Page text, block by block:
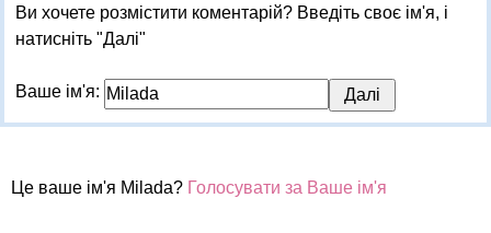
Ви хочете розмістити коментарій? Введіть своє ім'я, і
натисніть "Далі"
Ваше ім'я:
Це ваше ім'я Milada? Голосувати за Ваше ім'я